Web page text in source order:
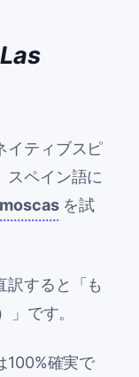
イティブスピ
スペイン語に
を試
訳すると「も
です。
100%確実で